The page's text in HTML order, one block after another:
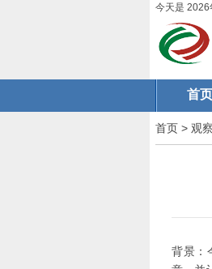
今天是
首页
首页 > 观
背景：